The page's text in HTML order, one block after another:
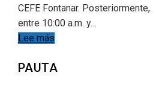
CEFE Fontanar. Posteriormente,
entre 10:00 a.m. y…
Lee más
PAUTA